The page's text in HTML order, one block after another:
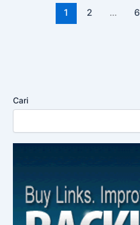
1 2 … 6
Cari